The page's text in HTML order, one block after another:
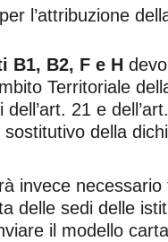
l’attribuzione
B1, B2, F e H
Territoriale
21 e
della
invece
delle sedi delle
il modello